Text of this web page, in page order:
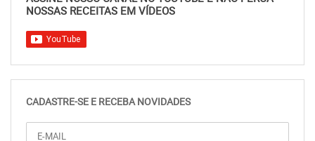
NOSSAS RECEITAS EM VÍDEOS
CADASTRE-SE E RECEBA NOVIDADES